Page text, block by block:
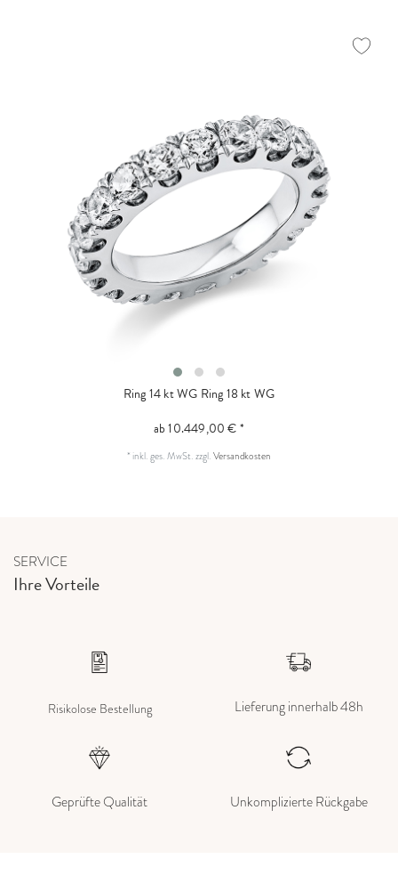
Ring 14 kt WG Ring 18 kt WG
ab 10.449,00 € *
* inkl. ges. MwSt.zzgl.Versandkosten
SERVICE
Ihre Vorteile
Risikolose Bestellung Lieferung innerhalb 48h
Geprüfte Qualität Unkomplizierte Rückgabe